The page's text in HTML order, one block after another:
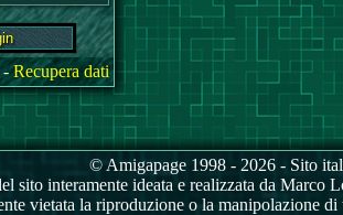
-Recupera dati
© Amigapage 1998 - 2026 - Sito
sito interamente ideata e realizzata da
vietata la riproduzione o la manipolazione